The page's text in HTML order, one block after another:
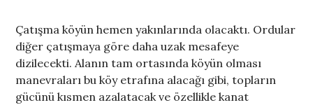
Çatışma köyün hemen yakınlarında olacaktı. Ordular
diğer çatışmaya göre daha uzak mesafeye
dizilecekti. Alanın tam ortasında köyün olması
manevraları bu köy etrafına alacağı gibi, topların
gücünü kısmen azalatacak ve özellikle kanat